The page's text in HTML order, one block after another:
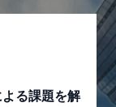
る課題を解